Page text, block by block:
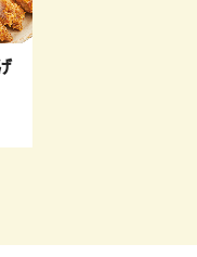
日清 カメリヤ レシピ動画